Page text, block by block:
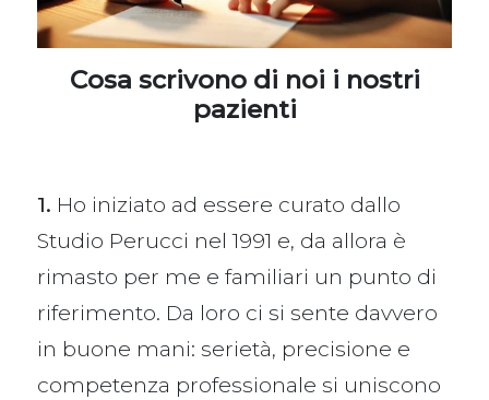
Cosa scrivono di noi i nostri
pazienti
1. Ho iniziato ad essere curato dallo
Studio Perucci nel 1991 e, da allora è
rimasto per me e familiari un punto di
riferimento. Da loro ci si sente davvero
in buone mani: serietà, precisione e
competenza professionale si uniscono